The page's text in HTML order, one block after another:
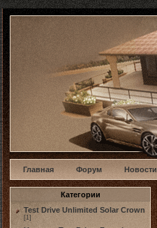
w
Главная Форум Новости
Категории
Test Drive Unlimited Solar Crown
[1]